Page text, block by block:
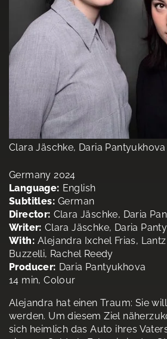
Clara Jäschke, Daria Pantyukhova
Germany 2024
Language: English
Subtitles: German
Director: Clara Jäschke, Daria
Writer: Clara Jäschke, Daria
With: Alejandra Ixchel Frias,
Buzzelli, Rachel Reedy
Producer: Daria Pantyukhova
14 min, Colour
Alejandra hat einen Traum: Sie
werden. Um diesem Ziel
sich heimlich das Auto ihres